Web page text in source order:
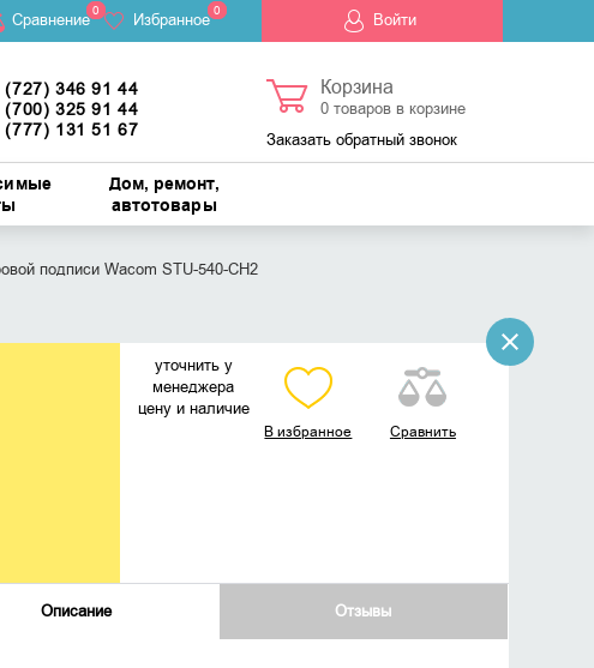
Cравнение0 Избранное 0 Войти
(727) 346 91 44
(700) 325 91 44
(777) 131 51 67
Корзина
0товаров в корзине
Заказать обратный звонок
Дом, ремонт,
автотовары
подписи Wacom STU-540-CH2
уточнить у
менеджера
цену и наличие
В избранное Сравнить
Описание Отзывы